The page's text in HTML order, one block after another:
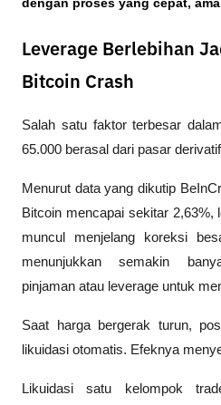
dengan proses yang cepat,
Leverage Berlebihan
Bitcoin Crash
Salah satu faktor terbesar
65.000 berasal dari pasar
Menurut data yang dikutip
Bitcoin mencapai sekitar 2,63%,
muncul menjelang koreksi
menunjukkan semakin
pinjaman atau leverage untuk
Saat harga bergerak turun,
likuidasi otomatis. Efeknya
Likuidasi satu kelompok